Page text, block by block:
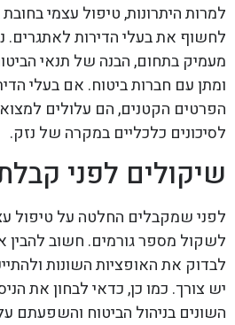
למרות היתרונות, טיפול עצמי
לחשוף את בעלי הדירות לאתגרים.
מעמיק בתחום, הבנה של תנאי
ומתן עם חברות ביטוח. אם בעלי
הפרטים הקטנים, הם עלולים
לסיכונים כלכליים במקרה של נזק.
שיקולים לפני
לפני שמקבלים החלטה על טיפול
לשקול מספר גורמים. חשוב להבין
לבדוק את האופציות השונות
יש צורך. כמו כן, כדאי לבחון את
השונים בניהול הביטוח והשפעתם על